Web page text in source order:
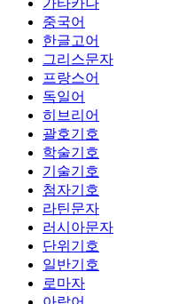
가타카나
중국어
한글고어
그리스문자
프랑스어
독일어
히브리어
괄호기호
학술기호
기술기호
첨자기호
라틴문자
러시아문자
단위기호
일반기호
로마자